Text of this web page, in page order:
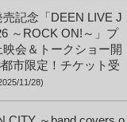
売記念「DEEN LIVE J
～ROCK ON!～」プ
映会＆トークショー開
市限定！チケット受
11/28)